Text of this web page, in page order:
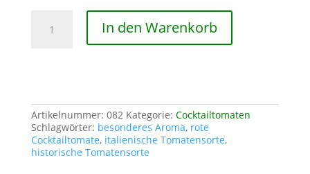
Menge
In den Warenkorb
Artikelnummer: 082 Kategorie: Cocktailtomaten
Schlagwörter: besonderes Aroma, rote
Cocktailtomate, italienische Tomatensorte,
historische Tomatensorte